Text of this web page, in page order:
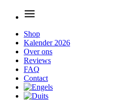
Shop
Kalender 2026
Over ons
Reviews
FAQ
Contact